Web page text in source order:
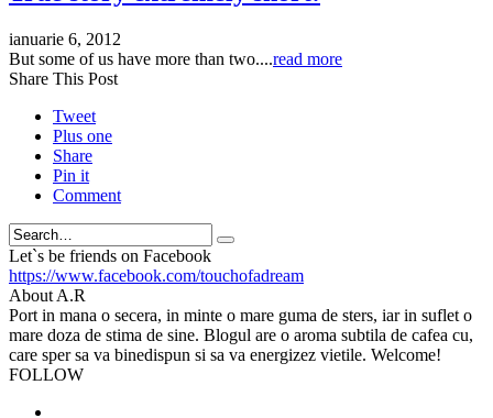
ianuarie 6, 2012
But some of us have more than two....read more
Share This Post
Tweet
Plus one
Share
Pin it
Comment
Search
Let`s be friends on Facebook
https://www.facebook.com/touchofadream
About A.R
Port in mana o secera, in minte o mare guma de sters, iar in suflet o
mare doza de stima de sine. Blogul are o aroma subtila de cafea cu,
care sper sa va binedispun si sa va energizez vietile. Welcome!
FOLLOW